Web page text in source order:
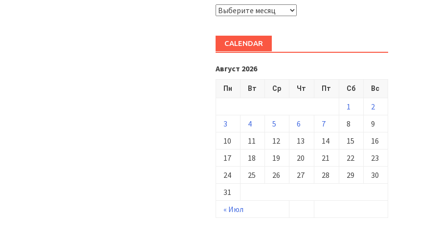
ARHIVĂ
CALENDAR
Август 2026
Пн Вт Ср Чт Пт Сб Вс
« Июл
1
2
3
4 5 6 7 8
9
10
11 12 13 14 15
16
17
18 19 20 21 22
23
24
25 26 27 28 29
30
31